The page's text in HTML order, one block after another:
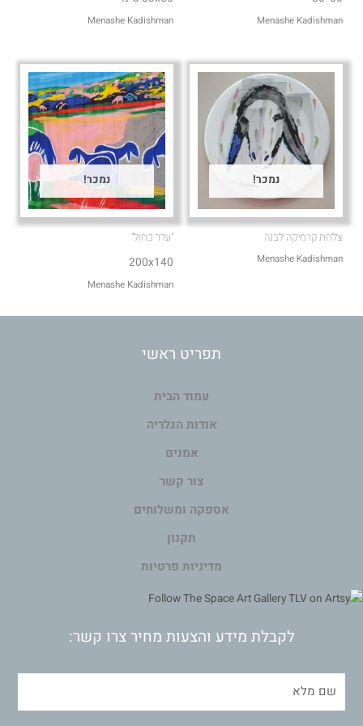
Menashe Kadishman
Menashe Kadishman
נמכר!
צלחת קרמיקה לבנה
Menashe Kadishman
נמכר!
"עדר כחול"
200x140
Menashe Kadishman
תפריט ראשי
עמוד הבית
אודות הגלריה
אמנים
צור קשר
אספקה ומשלוחים
תקנון
מדיניות פרטיות
לקבלת מידע והצעות מחיר צרו קשר: